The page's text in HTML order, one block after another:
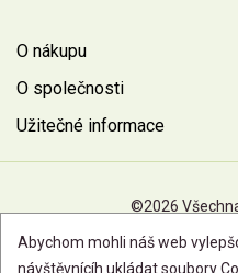
O nákupu
O společnosti
Užitečné informace
©2026
Abychom mohli náš web
návštěvnícíh ukládat soubory